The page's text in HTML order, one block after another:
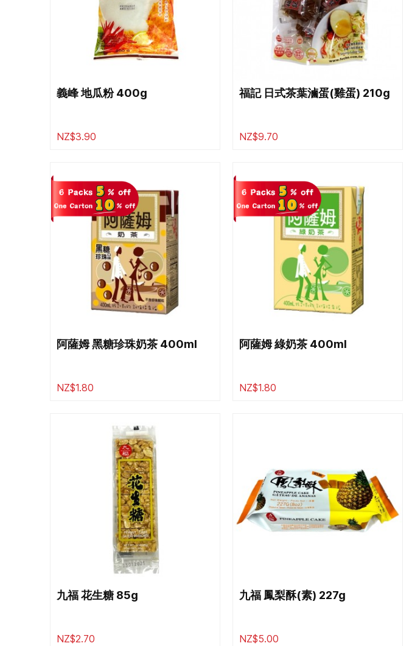
義峰 地瓜粉 400g
NZ$3.90
福記 日式茶葉滷蛋(雞蛋) 210g
NZ$9.70
阿薩姆 黑糖珍珠奶茶 400ml
NZ$1.80
阿薩姆 綠奶茶 400ml
NZ$1.80
九福 花生糖 85g
NZ$2.70
九福 鳳梨酥(素) 227g
NZ$5.00